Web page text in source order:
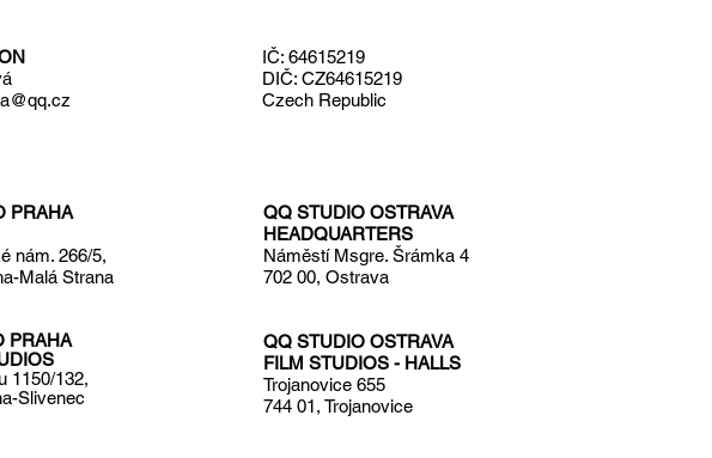
IČ: 64615219
DIČ: CZ64615219
Czech Republic
PRAHA
nám. 266/5,
Malá Strana
QQ STUDIO OSTRAVA
HEADQUARTERS
Náměstí Msgre. Šrámka 4
702 00, Ostrava
PRAHA
1150/132,
Slivenec
QQ STUDIO OSTRAVA
FILM STUDIOS - HALLS
Trojanovice 655
744 01, Trojanovice